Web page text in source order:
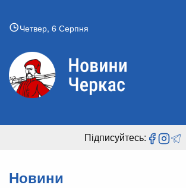
Четвер, 6 Серпня
Підписуйтесь:
Новини